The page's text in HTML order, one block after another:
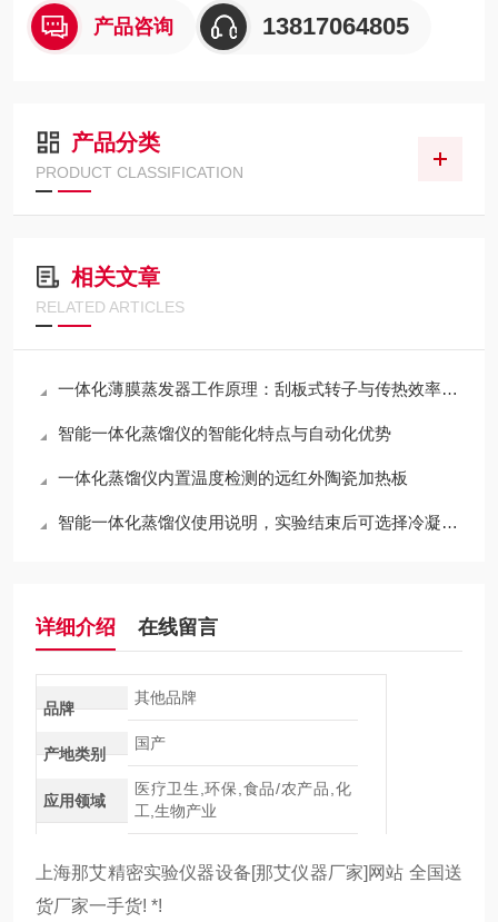
产品咨询 13817064805
产品分类
PRODUCT CLASSIFICATION
相关文章
RELATED ARTICLES
一体化薄膜蒸发器工作原理：刮板式转子与传热效率分析
智能一体化蒸馏仪的智能化特点与自动化优势
一体化蒸馏仪内置温度检测的远红外陶瓷加热板
智能一体化蒸馏仪使用说明，实验结束后可选择冷凝水自动排空功能
详细介绍 在线留言
品牌
其他品牌
产地类别
国产
应用领域
医疗卫生,环保,食品/农产品,化
工,生物产业
上海那艾精密实验仪器设备[那艾仪器厂家]网站 全国送
货厂家一手货! *!